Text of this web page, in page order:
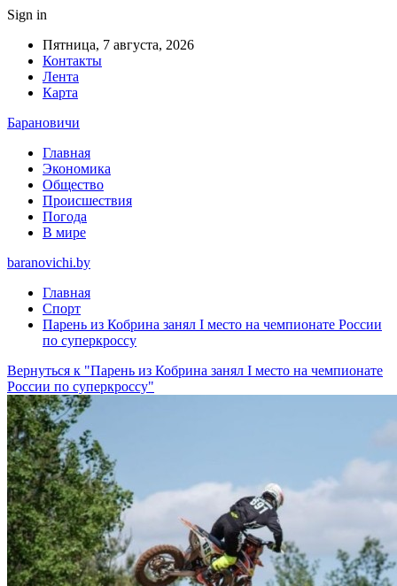
Sign in
Пятница, 7 августа, 2026
Контакты
Лента
Карта
Барановичи
Главная
Экономика
Общество
Происшествия
Погода
В мире
baranovichi.by
Главная
Спорт
Парень из Кобрина занял I место на чемпионате России
по суперкроссу
Вернуться к "Парень из Кобрина занял I место на чемпионате
России по суперкроссу"